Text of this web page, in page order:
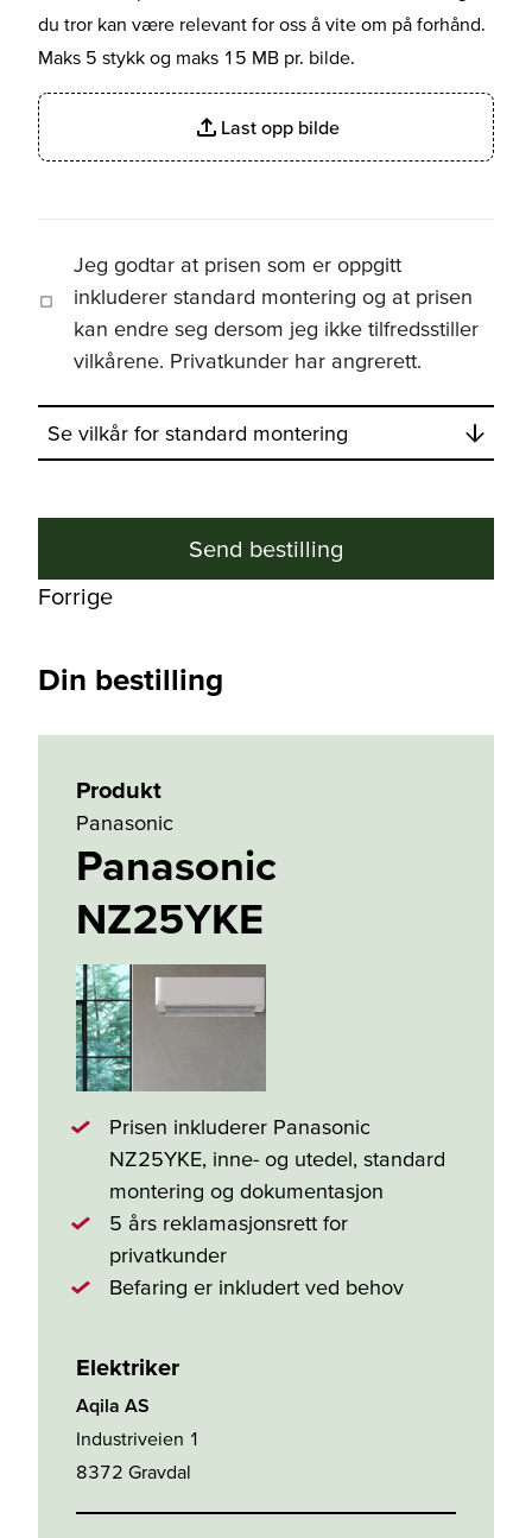
du tror kan være relevant for oss å vite om på forhånd.
Maks 5 stykk og maks 15 MB pr. bilde.
Last opp bilde
Jeg godtar at prisen som er oppgitt
inkluderer standard montering og at prisen
kan endre seg dersom jeg ikke tilfredsstiller
vilkårene. Privatkunder har angrerett.
Se vilkår for standard montering
Forrige
Send bestilling
Din bestilling
Produkt
Panasonic
Panasonic
NZ25YKE
Prisen inkluderer Panasonic
NZ25YKE, inne- og utedel, standard
montering og dokumentasjon
5 års reklamasjonsrett for
privatkunder
Befaring er inkludert ved behov
Elektriker
Aqila AS
Industriveien 1
8372 Gravdal